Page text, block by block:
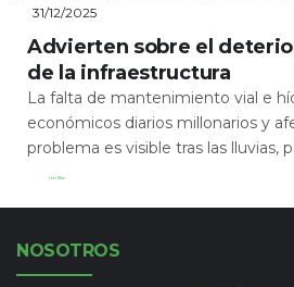
31/12/2025
Advierten sobre el
de la infraestructura
La falta de mantenimiento vial e
económicos diarios millonarios y
problema es visible tras las lluvias,
Leer Más
NOSOTROS